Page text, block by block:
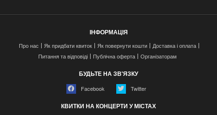
ІНФОРМАЦІЯ
Про нас Як придбати квиток Як повернути кошти
Доставка і оплата
Питання та відповіді
Публічна оферта Організаторам
БУДЬТЕ НА ЗВ'ЯЗКУ
Facebook Twitter
КВИТКИ НА КОНЦЕРТИ У МІСТАХ